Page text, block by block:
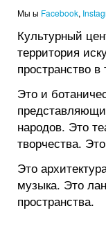
Мы ы Facebook,
Культурный
территория
пространство
Это и
народов. Это
творчества.
Это
музыка. Это
пространства.